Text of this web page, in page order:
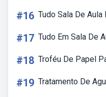
#16 Tudo Sala De
#17 Tudo Em Sala De
#18 Troféu De Papel
#19 Tratamento De